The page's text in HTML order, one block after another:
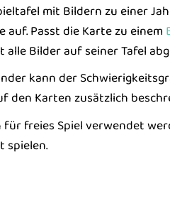
mit Bildern zu einer
auf. Passt die Karte zu einem
alle Bilder auf seiner Tafel
kann der
den Karten zusätzlich
freies Spiel verwendet
spielen.